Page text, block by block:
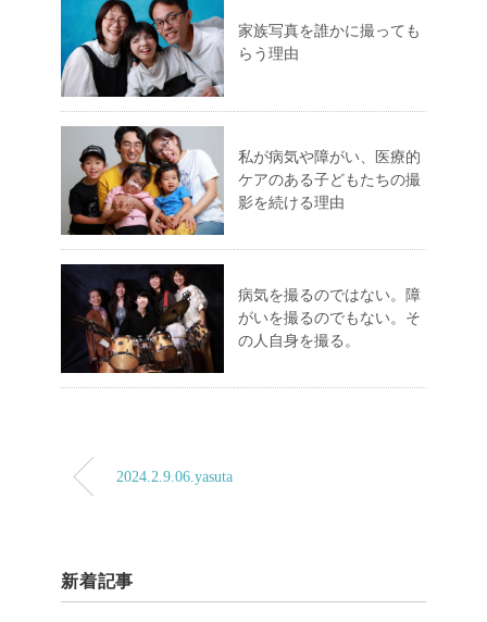
家族写真を誰かに撮っても
らう理由
私が病気や障がい、医療的
ケアのある子どもたちの撮
影を続ける理由
病気を撮るのではない。障
がいを撮るのでもない。そ
の人自身を撮る。
2024.2.9.06.yasuta
新着記事